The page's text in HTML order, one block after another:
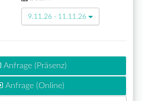
9.11.26 - 11.11.26
Anfrage (Präsenz)
Anfrage (Online)